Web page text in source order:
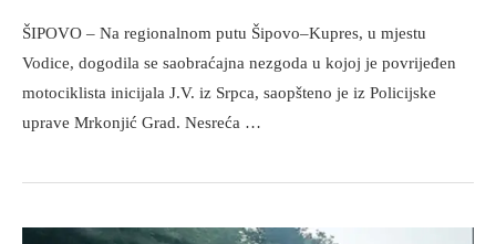
ŠIPOVO – Na regionalnom putu Šipovo–Kupres, u mjestu
Vodice, dogodila se saobraćajna nezgoda u kojoj je povrijeđen
motociklista inicijala J.V. iz Srpca, saopšteno je iz Policijske
uprave Mrkonjić Grad. Nesreća …